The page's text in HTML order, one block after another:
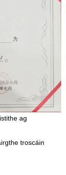
ag
troscáin